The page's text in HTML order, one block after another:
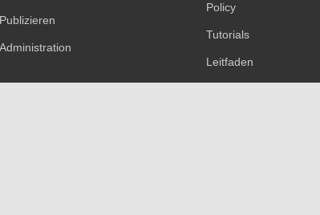
Publizieren
Administration
Policy
Tutorials
Leitfaden